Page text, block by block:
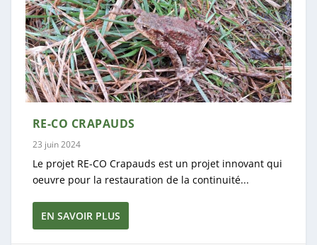
RE-CO CRAPAUDS
23 juin 2024
Le projet RE-CO Crapauds est un projet innovant qui
oeuvre pour la restauration de la continuité...
EN SAVOIR PLUS